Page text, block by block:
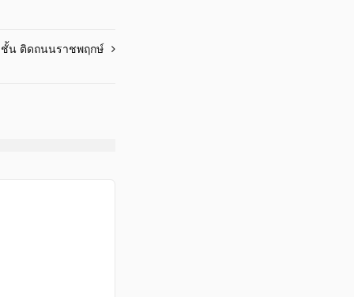
น ติดถนนราชพฤกษ์